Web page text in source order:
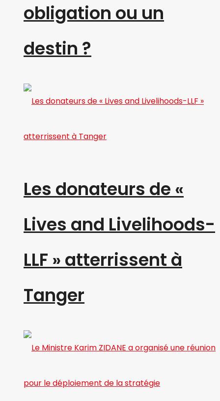
obligation ou un
destin ?
Les donateurs de «
Lives and Livelihoods-
LLF » atterrissent à
Tanger